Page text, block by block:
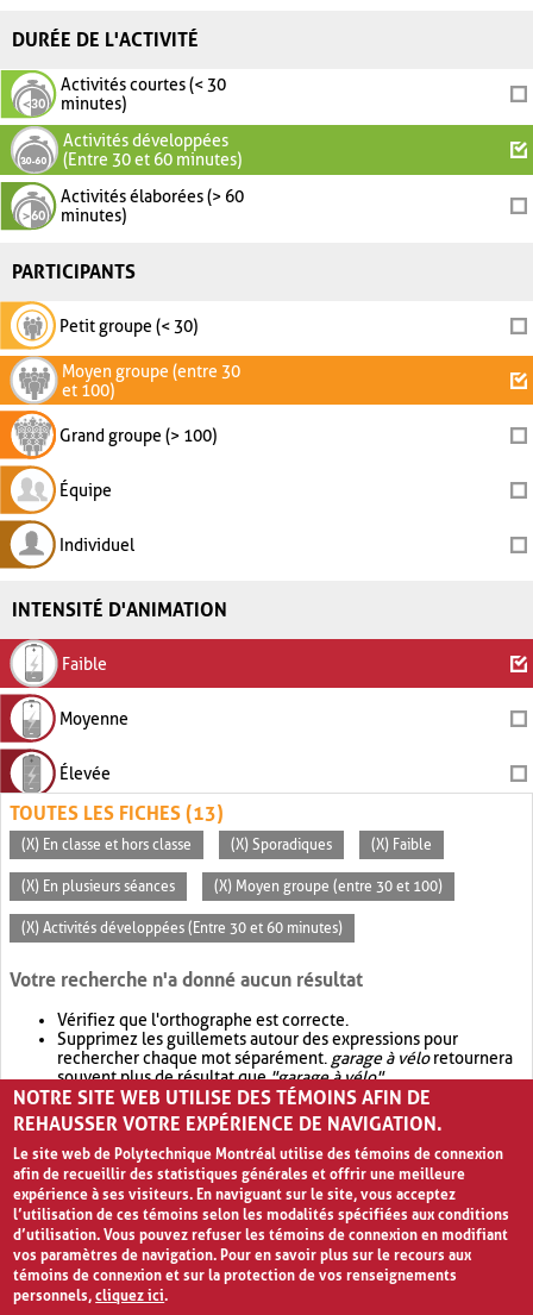
DURÉE DE L'ACTIVITÉ
Activités courtes (< 30
minutes)
Activités développées
(Entre 30 et 60 minutes)
Activités élaborées (> 60
minutes)
PARTICIPANTS
Petit groupe (< 30)
Moyen groupe (entre 30
et 100)
Grand groupe (> 100)
Équipe
Individuel
INTENSITÉ D'ANIMATION
Faible
Moyenne
Élevée
TOUTES LES FICHES (13)
(X) En classe et hors classe (X) Sporadiques (X) Faible
(X) En plusieurs séances (X) Moyen groupe (entre 30 et 100)
(X) Activités développées (Entre 30 et 60 minutes)
Votre recherche n'a donné aucun résultat
Vérifiez que l'orthographe est correcte.
Supprimez les guillemets autour des expressions pour
rechercher chaque mot séparément. garage à véloretournera
souvent plus de résultat que"garage à vélo".
Envisagez d'élargir votre recherche avec OR.garage OR vélo
retournera souvent plus de résultat quegarage à vélo
NOTRE SITE WEB UTILISE DES TÉMOINS AFIN DE
REHAUSSER VOTRE EXPÉRIENCE DE NAVIGATION.
Le site web de Polytechnique Montréal utilise des témoins de connexion
afin de recueillir des statistiques générales et offrir une meilleure
expérience à ses visiteurs. En naviguant sur le site, vous acceptez
l’utilisation de ces témoins selon les modalités spécifiées aux conditions
d’utilisation. Vous pouvez refuser les témoins de connexion en modifiant
vos paramètres de navigation. Pour en savoir plus sur le recours aux
témoins de connexion et sur la protection de vos renseignements
personnels,cliquez ici.